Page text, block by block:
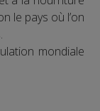
le pays où l’on
mondiale